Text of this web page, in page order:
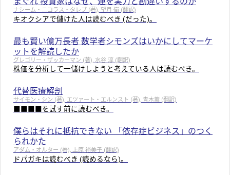
ナシーム・ニコラス・タレブ (著), 望月 衛 (翻訳)
キオクシアで儲けた人は読むべき (だった)。
最も賢い億万長者 数学者シモンズはいかにしてマーケ
ットを解読したか
グレゴリー・ザッカーマン (著), 水谷 淳 (翻訳)
株価を分析して一儲けしようと考えている人は読むべき。
代替医療解剖
サイモン・シン (著), エツァート・エルンスト (著), 青木薫 (翻訳)
■■■■を試す前に読むべき。
僕らはそれに抵抗できない 「依存症ビジネス」のつく
られかた
アダム・オルター (著), 上原 裕美子 (翻訳)
ドパガキは読むべき (読めるなら)。